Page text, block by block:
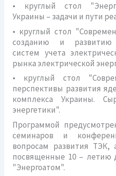
• круглый стол
Украины – задачи и пути
• круглый стол
созданию и развитию
систем учета
рынка электрической
• круглый стол
перспективы развития
комплекса Украины.
энергетики".
Программой
семинаров и
вопросам развития ТЭК,
посвященные 10 – летию
"Энергоатом".